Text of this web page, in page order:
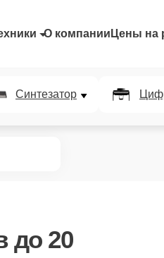
О компании Цены на
Синтезатор
до 20